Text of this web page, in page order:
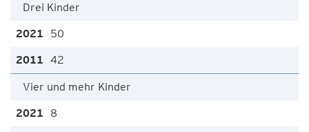
Drei Kinder
50
42
Vier und mehr Kinder
8